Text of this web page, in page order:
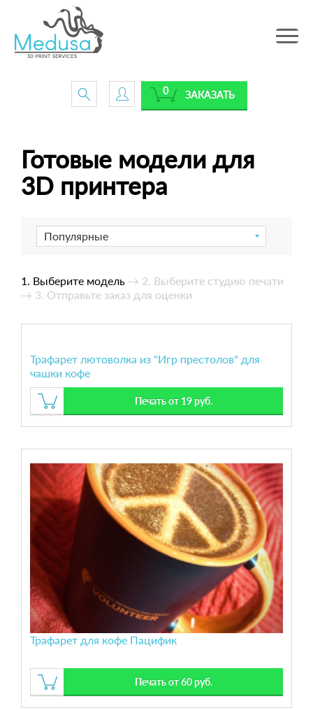
Toggle
ЗАКАЗАТЬ
0
Готовые модели для
3D принтера
Популярные
1. Выберите модель → 2. Выберите студию печати
→ 3. Отправьте заказ для оценки
Трафарет лютоволка из "Игр престолов" для
чашки кофе
Печать от 19 руб.
Трафарет для кофе Пацифик
Печать от 60 руб.